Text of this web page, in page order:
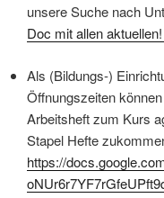
unsere Suche nach
Doc mit allen
Als (Bildungs-)
Öffnungszeiten
Arbeitsheft zum Kurs
Stapel Hefte
https://